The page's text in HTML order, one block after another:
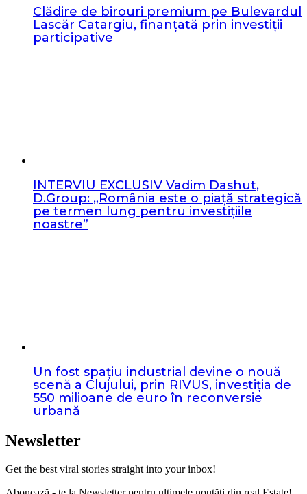
Clădire de birouri premium pe Bulevardul
Lascăr Catargiu, finanțată prin investiții
participative
INTERVIU EXCLUSIV Vadim Dashut,
D.Group: „România este o piață strategică
pe termen lung pentru investițiile
noastre”
Un fost spațiu industrial devine o nouă
scenă a Clujului, prin RIVUS, investiția de
550 milioane de euro în reconversie
urbană
Newsletter
Get the best viral stories straight into your inbox!